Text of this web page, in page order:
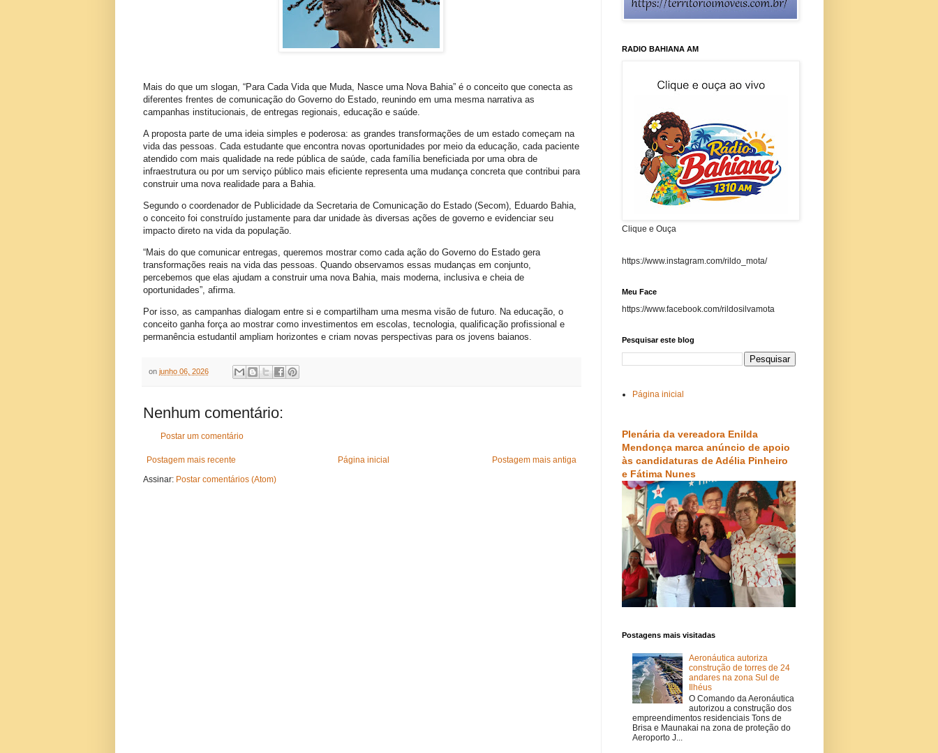
Mais do que um slogan, “Para Cada Vida que Muda, Nasce uma Nova Bahia” é o conceito que conecta as
diferentes frentes de comunicação do Governo do Estado, reunindo em uma mesma narrativa as
campanhas institucionais, de entregas regionais, educação e saúde.
A proposta parte de uma ideia simples e poderosa: as grandes transformações de um estado começam na
vida das pessoas. Cada estudante que encontra novas oportunidades por meio da educação, cada paciente
atendido com mais qualidade na rede pública de saúde, cada família beneficiada por uma obra de
infraestrutura ou por um serviço público mais eficiente representa uma mudança concreta que contribui para
construir uma nova realidade para a Bahia.
Segundo o coordenador de Publicidade da Secretaria de Comunicação do Estado (Secom), Eduardo Bahia,
o conceito foi construído justamente para dar unidade às diversas ações de governo e evidenciar seu
impacto direto na vida da população.
“Mais do que comunicar entregas, queremos mostrar como cada ação do Governo do Estado gera
transformações reais na vida das pessoas. Quando observamos essas mudanças em conjunto,
percebemos que elas ajudam a construir uma nova Bahia, mais moderna, inclusiva e cheia de
oportunidades”, afirma.
Por isso, as campanhas dialogam entre si e compartilham uma mesma visão de futuro. Na educação, o
conceito ganha força ao mostrar como investimentos em escolas, tecnologia, qualificação profissional e
permanência estudantil ampliam horizontes e criam novas perspectivas para os jovens baianos.
on junho 06, 2026
Nenhum comentário:
Postar um comentário
Postagem mais recente Postagem mais antiga
Página inicial
Assinar: Postar comentários (Atom)
RADIO BAHIANA AM
Clique e Ouça
https://www.instagram.com/rildo_mota/
Meu Face
https://www.facebook.com/rildosilvamota
Pesquisar este blog
Página inicial
Plenária da vereadora Enilda
Mendonça marca anúncio de apoio
às candidaturas de Adélia Pinheiro
e Fátima Nunes
Postagens mais visitadas
Aeronáutica autoriza
construção de torres de 24
andares na zona Sul de
Ilhéus
O Comando da Aeronáutica
autorizou a construção dos
empreendimentos residenciais Tons de
Brisa e Maunakai na zona de proteção do
Aeroporto J...